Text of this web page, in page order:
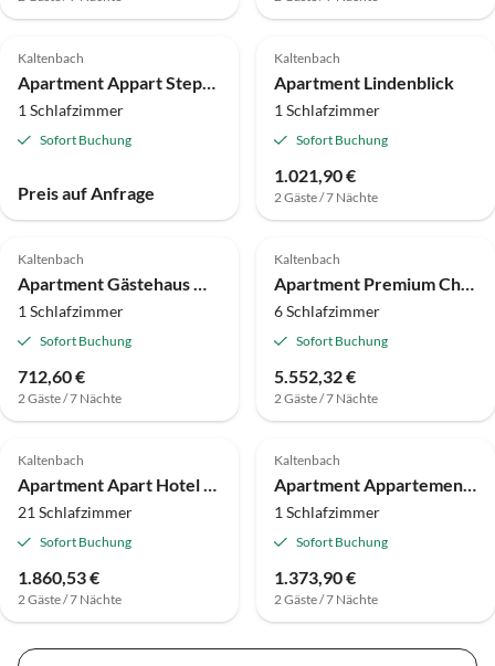
Kaltenbach
Apartment Appart Stephan
1 Schlafzimmer
Sofort Buchung
Preis auf Anfrage
Kaltenbach
Apartment Lindenblick
1 Schlafzimmer
Sofort Buchung
1.021,90 €
2 Gäste / 7 Nächte
Kaltenbach
Apartment Gästehaus Monitzer
1 Schlafzimmer
Sofort Buchung
712,60 €
2 Gäste / 7 Nächte
Kaltenbach
Apartment Premium Chalet Zirbe
6 Schlafzimmer
Sofort Buchung
5.552,32 €
2 Gäste / 7 Nächte
Kaltenbach
Apartment Apart Hotel Das Kaltenbach
21 Schlafzimmer
Sofort Buchung
1.860,53 €
2 Gäste / 7 Nächte
Kaltenbach
Apartment Appartements Samerhof
1 Schlafzimmer
Sofort Buchung
1.373,90 €
2 Gäste / 7 Nächte